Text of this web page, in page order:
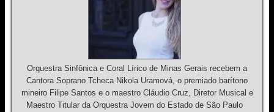
Orquestra Sinfônica e Coral Lírico de Minas Gerais recebem a
Cantora Soprano Tcheca Nikola Uramová, o premiado barítono
mineiro Filipe Santos e o maestro Cláudio Cruz, Diretor Musical e
Maestro Titular da Orquestra Jovem do Estado de São Paulo